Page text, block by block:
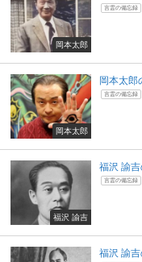
岡本太郎
言霊の備忘録
岡本太郎
岡本太郎
言霊の備忘録
福沢 諭吉
福沢 諭
言霊の備忘録
福沢 諭